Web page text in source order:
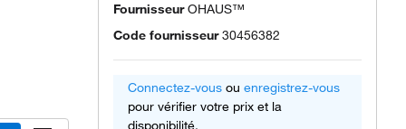
FournisseurOHAUS™
Code fournisseur 30456382
Connectez-vous ou enregistrez-vous
pour vérifier votre prix et la
disponibilité.